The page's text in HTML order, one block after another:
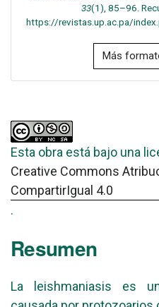
33(1), 85–96.
https://revistas.up.ac.pa/
Más
Esta obra está bajo una
Creative Commons
CompartirIgual 4.0
.
Resumen
La leishmaniasis es